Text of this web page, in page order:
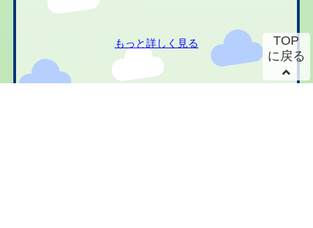
もっと詳しく見る
TOP
に戻る